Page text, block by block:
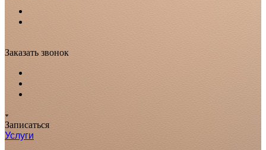
Заказать звонок
Записаться
Услуги